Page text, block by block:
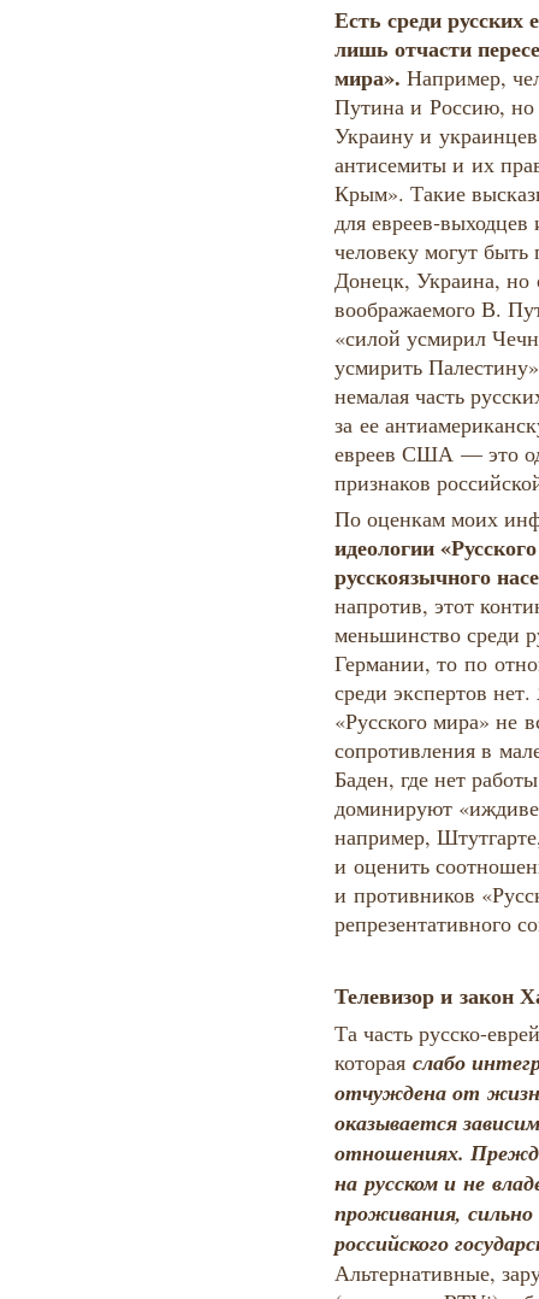
Есть среди
лишь отчасти
мира». Например,
Путина и Россию,
Украину и
антисемиты и их
Крым». Такие
для
человеку могут
Донецк, Украина, но
воображаемого В.
«силой усмирил
усмирить
немалая часть
за ее
евреев США — это
признаков
По оценкам моих
идеологии
русскоязычного
напротив, этот
меньшинство среди
Германии, то по
среди экспертов
«Русского мира» не
сопротивления в
Баден, где нет
доминируют
например,
и оценить
и противников
репрезентативного
Телевизор и закон
Та часть русско-
которая слабо
отчуждена от
оказывается
отношениях.
на русском и не
проживания,
российского
Альтернативные,